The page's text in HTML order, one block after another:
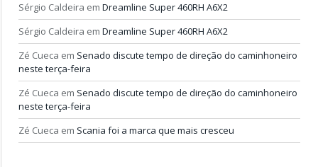
Sérgio Caldeira em Dreamline Super 460RH A6X2
Sérgio Caldeira em Dreamline Super 460RH A6X2
Zé Cueca em Senado discute tempo de direção do caminhoneiro
neste terça-feira
Zé Cueca em Senado discute tempo de direção do caminhoneiro
neste terça-feira
Zé Cueca em Scania foi a marca que mais cresceu